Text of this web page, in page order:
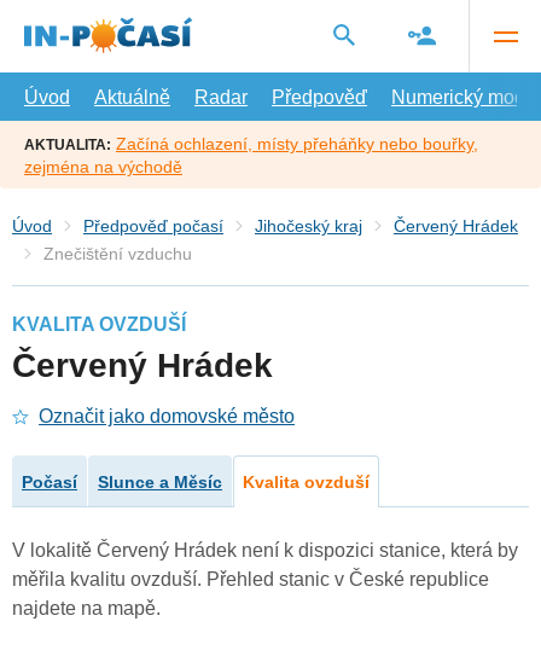
hlavní
Úvod
Aktuálně Radar Předpověď Numerický model
AKTUALITA: Začíná ochlazení, místy přeháňky nebo bouřky,
zejména na východě
Úvod Předpověď počasí Jihočeský kraj
Červený Hrádek
Znečištění vzduchu
KVALITA OVZDUŠÍ
Červený Hrádek
Označit jako domovské město
Počasí Slunce a Měsíc Kvalita ovzduší
V lokalitě Červený Hrádek není k dispozici stanice, která by
měřila kvalitu ovzduší. Přehled stanic v České republice
najdete na mapě.